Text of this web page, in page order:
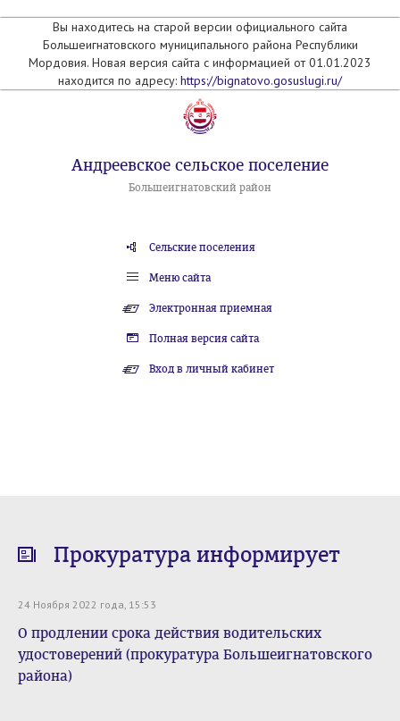
Вы находитесь на старой версии официального сайта
Большеигнатовского муниципального района Республики
Мордовия. Новая версия сайта с информацией от 01.01.2023
находится по адресу: https://bignatovo.gosuslugi.ru/
Андреевское сельское поселение
Большеигнатовский район
Сельские поселения
Меню сайта
Электронная приемная
Полная версия сайта
Вход в личный кабинет
Прокуратура информирует
24 Ноября 2022 года, 15:53
О продлении срока действия водительских
удостоверений (прокуратура Большеигнатовского
района)